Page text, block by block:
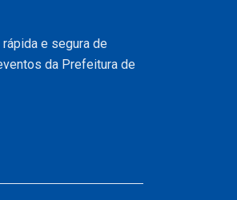
e segura de
da Prefeitura de